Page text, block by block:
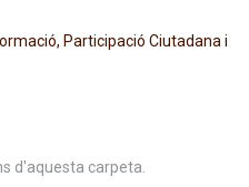
Participació Ciutadana i
d'aquesta carpeta.